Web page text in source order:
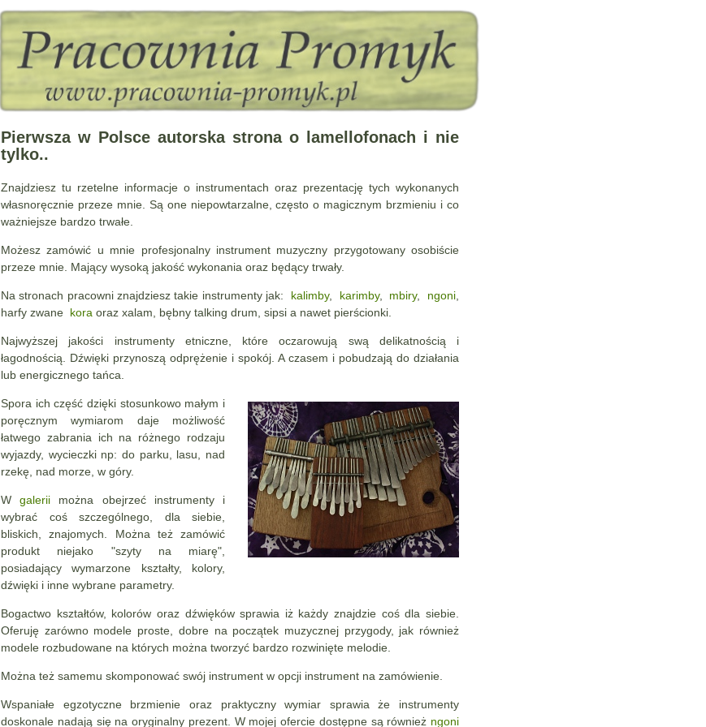
Pierwsza w Polsce autorska strona o lamellofonach i nie
tylko..
Znajdziesz tu rzetelne informacje o instrumentach oraz prezentację tych wykonanych
własnoręcznie przeze mnie. Są one niepowtarzalne, często o magicznym brzmieniu i co
ważniejsze bardzo trwałe.
Możesz zamówić u mnie profesjonalny instrument muzyczny przygotowany osobiście
przeze mnie. Mający wysoką jakość wykonania oraz będący trwały.
Na stronach pracowni znajdziesz takie instrumenty jak: kalimby, karimby, mbiry, ngoni
harfy zwane kora oraz xalam, bębny talking drum, sipsi a nawet pierścionki.
Najwyższej jakości instrumenty etniczne, które oczarowują swą delikatnością i
łagodnością. Dźwięki przynoszą odprężenie i spokój. A czasem i pobudzają do działania
lub energicznego tańca.
Spora ich część dzięki stosunkowo małym i
poręcznym wymiarom daje możliwość
łatwego zabrania ich na różnego rodzaju
wyjazdy, wycieczki np: do parku, lasu, nad
rzekę, nad morze, w góry.
Wgalerii można obejrzeć instrumenty i
wybrać coś szczególnego, dla siebie,
bliskich, znajomych. Można też zamówić
produkt niejako "szyty na miarę",
posiadający wymarzone kształty, kolory,
dźwięki i inne wybrane parametry.
Bogactwo kształtów, kolorów oraz dźwięków sprawia iż każdy znajdzie coś dla siebie.
Oferuję zarówno modele proste, dobre na początek muzycznej przygody, jak również
modele rozbudowane na których można tworzyć bardzo rozwinięte melodie.
Można też samemu skomponować swój instrument w opcji instrument na zamówienie.
Wspaniałe egzotyczne brzmienie oraz praktyczny wymiar sprawia że instrumenty
doskonale nadają się na oryginalny prezent. W mojej ofercie dostępne są również ngoni